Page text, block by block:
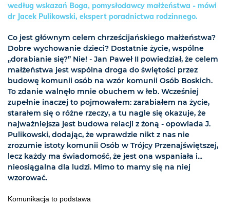
według wskazań Boga, pomysłodawcy małżeństwa - mówi
dr Jacek Pulikowski, ekspert poradnictwa rodzinnego.
Co jest głównym celem chrześcijańskiego małżeństwa?
Dobre wychowanie dzieci? Dostatnie życie, wspólne
„dorabianie się?” Nie! - Jan Paweł II powiedział, że celem
małżeństwa jest wspólna droga do świętości przez
budowę komunii osób na wzór komunii Osób Boskich.
To zdanie walnęło mnie obuchem w łeb. Wcześniej
zupełnie inaczej to pojmowałem: zarabiałem na życie,
starałem się o różne rzeczy, a tu nagle się okazuje, że
najważniejsza jest budowa relacji z żoną - opowiada J.
Pulikowski, dodając, że wprawdzie nikt z nas nie
zrozumie istoty komunii Osób w Trójcy Przenajświętszej,
lecz każdy ma świadomość, że jest ona wspaniała i...
nieosiągalna dla ludzi. Mimo to mamy się na niej
wzorować.
Komunikacja to podstawa